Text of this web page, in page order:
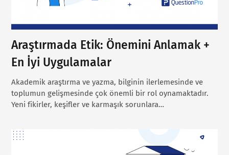
Araştırmada Etik: Önemini Anlamak +
En İyi Uygulamalar
Akademik araştırma ve yazma, bilginin ilerlemesinde ve
toplumun gelişmesinde çok önemli bir rol oynamaktadır.
Yeni fikirler, keşifler ve karmaşık sorunlara…